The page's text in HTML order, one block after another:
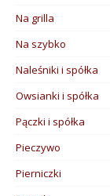
Na grilla
Na szybko
Naleśniki i spółka
Owsianki i spółka
Pączki i spółka
Pieczywo
Pierniczki